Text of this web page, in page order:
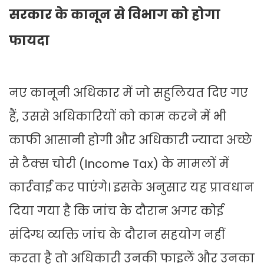
सरकार के कानून से विभाग को होगा
फायदा
नए कानूनी अधिकार में जो सहुलियत दिए गए
हैं, उससे अधिकारियों को काम करने में भी
काफी आसानी होगी और अधिकारी ज्यादा अच्छे
से टैक्स चोरी (Income Tax) के मामलों में
कार्रवाई कर पाएंगे। इसके अनुसार यह प्रावधान
दिया गया है कि जांच के दौरान अगर कोई
संदिग्ध व्यक्ति जांच के दौरान सहयोग नहीं
करता है तो अधिकारी उनकी फाइलें और उनका